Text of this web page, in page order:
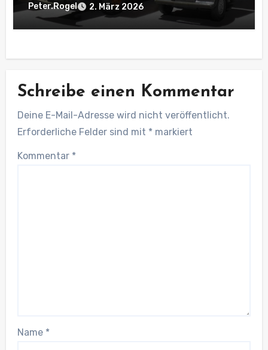
Peter.Rogel 2. März 2026
Schreibe einen Kommentar
Deine E-Mail-Adresse wird nicht veröffentlicht.
Erforderliche Felder sind mit * markiert
Kommentar *
Name *